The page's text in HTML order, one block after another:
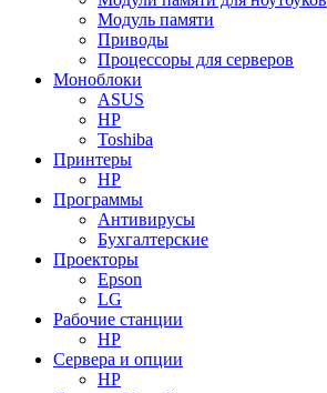
Модуль памяти
Приводы
Процессоры для серверов
Моноблоки
ASUS
HP
Toshiba
Принтеры
HP
Программы
Антивирусы
Бухгалтерские
Проекторы
Epson
LG
Рабочие станции
HP
Сервера и опции
HP